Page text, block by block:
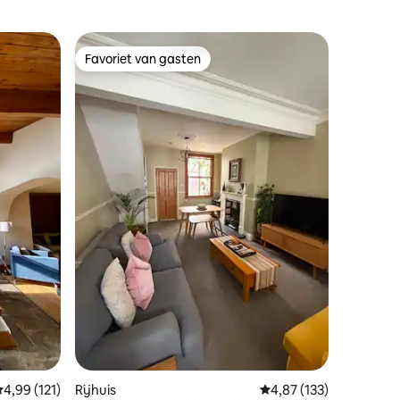
beoordeling van 4,99 op 5, 121 recensies
4,99 (121)
Favoriet van gasten
Favoriet van gasten
Rijhuis Gemiddelde
4,87 (133)